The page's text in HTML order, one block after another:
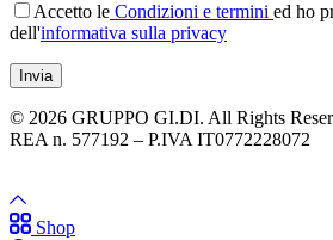
Accetto le Condizioni e termini ed ho
dell'informativa sulla privacy
© 2026 GRUPPO GI.DI. All Rights
REA n. 577192 – P.IVA IT0772228072
Shop